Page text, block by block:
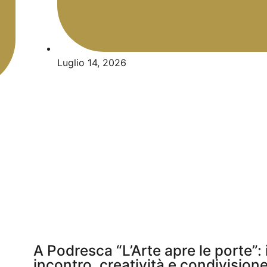
Luglio 14, 2026
A Podresca “L’Arte apre le